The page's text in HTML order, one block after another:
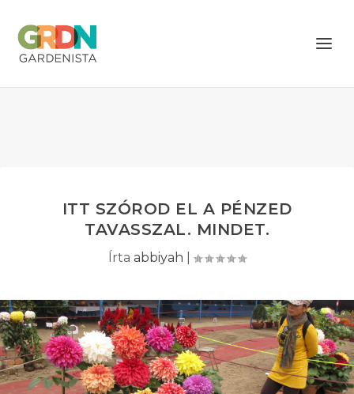
ITT SZÓROD EL A PÉNZED
TAVASSZAL. MINDET.
Írta abbiyah